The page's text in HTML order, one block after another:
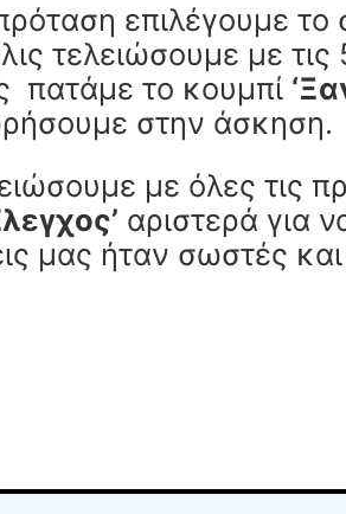
επιλέγουμε
τελειώσουμε με
πατάμε το κουμπί
στην άσκηση.
με όλες τις
αριστερά για
μας ήταν σωστές